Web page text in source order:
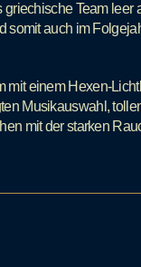
Team leer
somit auch im
mit einem Hexen-
Musikauswahl,
mit der starken